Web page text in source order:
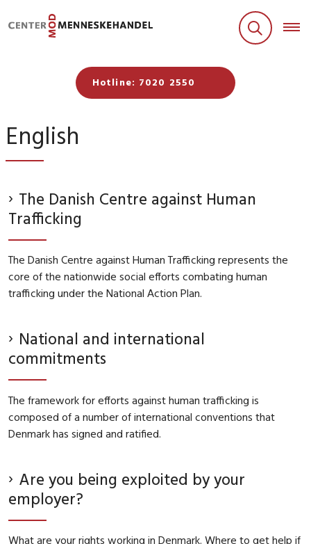
Hotline: 7020 2550
English
The Danish Centre against Human
Trafficking
The Danish Centre against Human Trafficking represents the
core of the nationwide social efforts combating human
trafficking under the National Action Plan.
National and international
commitments
The framework for efforts against human trafficking is
composed of a number of international conventions that
Denmark has signed and ratified.
Are you being exploited by your
employer?
What are your rights working in Denmark. Where to get help if